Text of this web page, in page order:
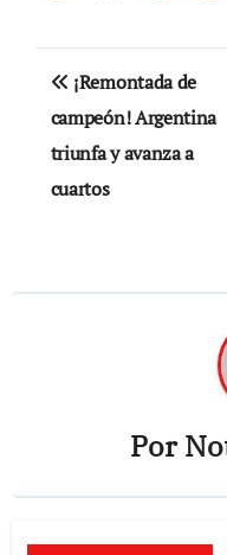
Navegación
de
entradas
¡Remontada de
campeón! Argentina
triunfa y avanza a
cuartos
Por